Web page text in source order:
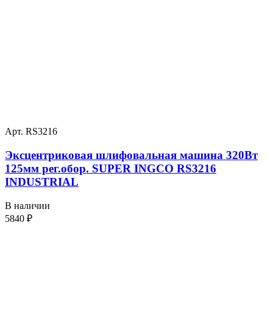
Арт. RS3216
Эксцентриковая шлифовальная машина 320Вт
125мм рег.обор. SUPER INGCO RS3216
INDUSTRIAL
В наличии
5840 ₽